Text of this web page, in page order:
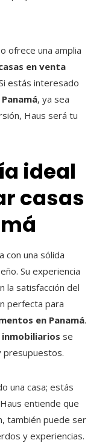
ofrece una amplia
en venta
estás interesado
, ya sea
Haus será tu
ideal
casas
con una sólida
Su experiencia
la satisfacción del
perfecta para
en Panamá.
se
presupuestos.
una casa; estás
entiende que
también puede ser
y experiencias.